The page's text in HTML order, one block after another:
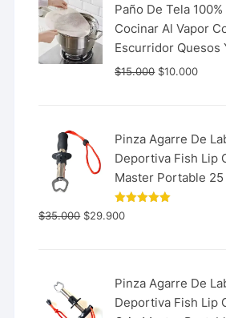
Paño De Tela
Cocinar Al Vapor
Escurridor Quesos
$15.000 $10.000
Pinza Agarre De
Deportiva Fish Lip
Master Portable 25
Valorado
con
$35.000 $29.900
Pinza Agarre De
Deportiva Fish Lip